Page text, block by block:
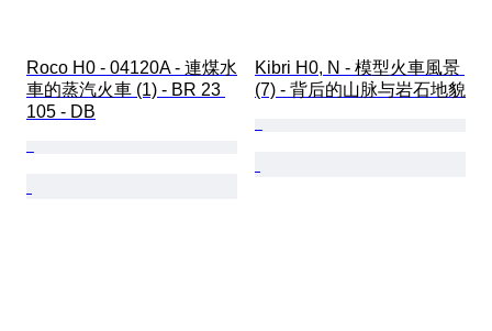
Roco H0 - 04120A - 連煤水
車的蒸汽火車 (1) - BR 23
105 - DB
Kibri H0, N - 模型火車風景
(7) - 背后的山脉与岩石地貌